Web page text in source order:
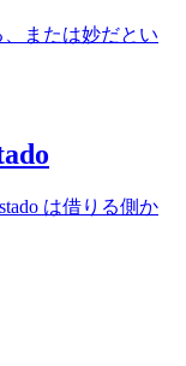
、または妙だとい
は借りる側か